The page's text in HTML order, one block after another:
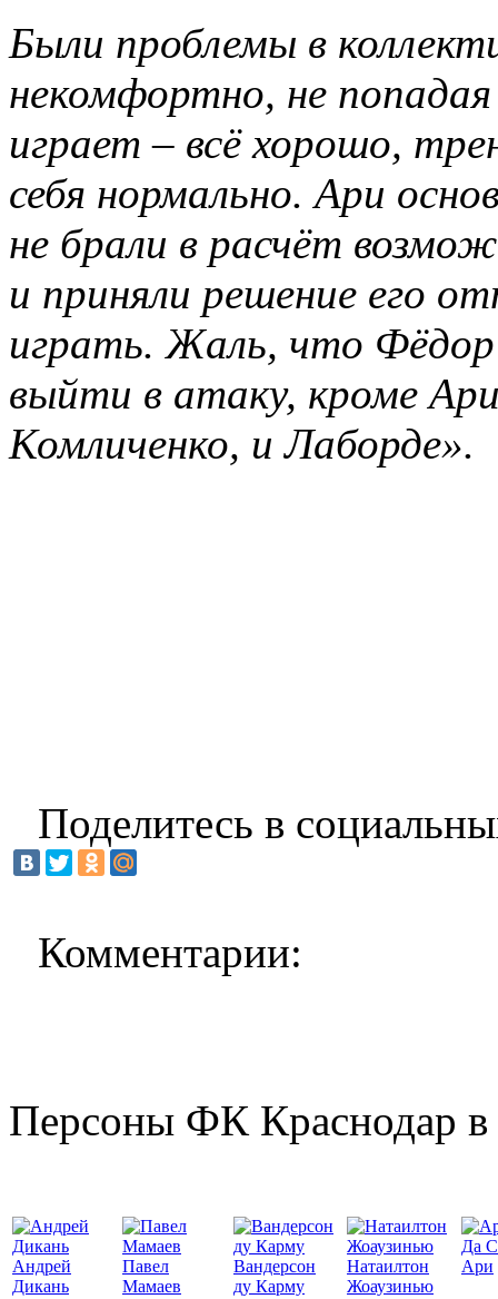
Были проблемы в
некомфортно, не
играет – всё хорошо,
себя нормально. Ари
не брали в расчёт
и приняли решение его
играть. Жаль, что Фёдор
выйти в атаку, кроме
Комличенко, и Лаборде».
Поделитесь в
Комментарии:
Персоны ФК Краснодар в
Андрей
Дикань
Павел
Мамаев
Вандерсон
ду Карму
Натаилтон
Жоаузинью
Да
Ари